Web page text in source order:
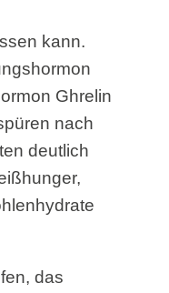
kann.
Ghrelin
nach
deutlich
das